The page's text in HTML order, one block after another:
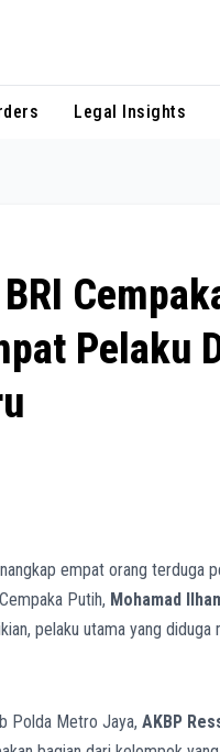
Legal Insights
BRI
Pelaku
empat orang terduga
Putih, Mohamad
pelaku utama yang
Polda Metro Jaya, AKBP